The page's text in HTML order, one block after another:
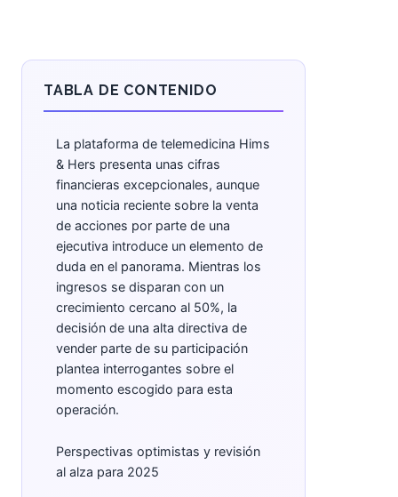
TABLA DE CONTENIDO
La plataforma de telemedicina Hims
& Hers presenta unas cifras
financieras excepcionales, aunque
una noticia reciente sobre la venta
de acciones por parte de una
ejecutiva introduce un elemento de
duda en el panorama. Mientras los
ingresos se disparan con un
crecimiento cercano al 50%, la
decisión de una alta directiva de
vender parte de su participación
plantea interrogantes sobre el
momento escogido para esta
operación.
Perspectivas optimistas y revisión
al alza para 2025